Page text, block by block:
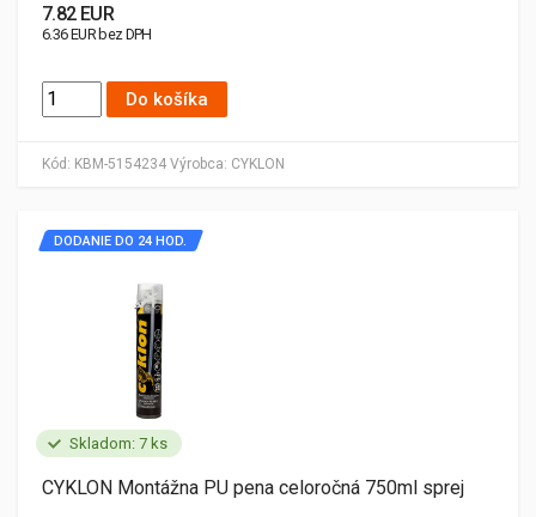
Kód: KBM-5154234 Výrobca: CYKLON
7.82 EUR
6.36 EUR bez DPH
Do košíka
Skladom: 7 ks
DODANIE DO 24 HOD.
CYKLON Montážna PU pena celoročná 750ml sprej